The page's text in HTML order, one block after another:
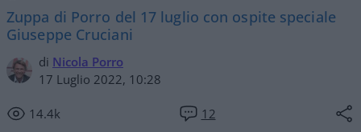
Zuppa di Porro del 17 luglio con ospite speciale
Giuseppe Cruciani
di Nicola Porro
17 Luglio 2022, 10:28
14.4k 12